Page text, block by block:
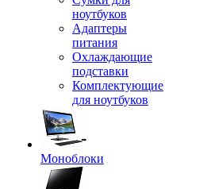
ноутбуков
Адаптеры
питания
Охлаждающие
подставки
Комплектующие
для ноутбуков
Моноблоки